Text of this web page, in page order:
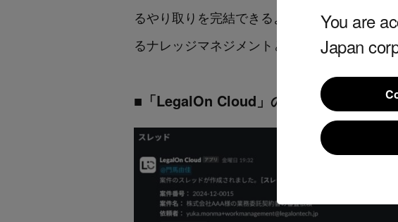
You are
Japan
るやり取りを完結できるようになります。本
るナレッジマネジメントとマターマネジメン
■「LegalOn Cloud」の「Slack」連携の